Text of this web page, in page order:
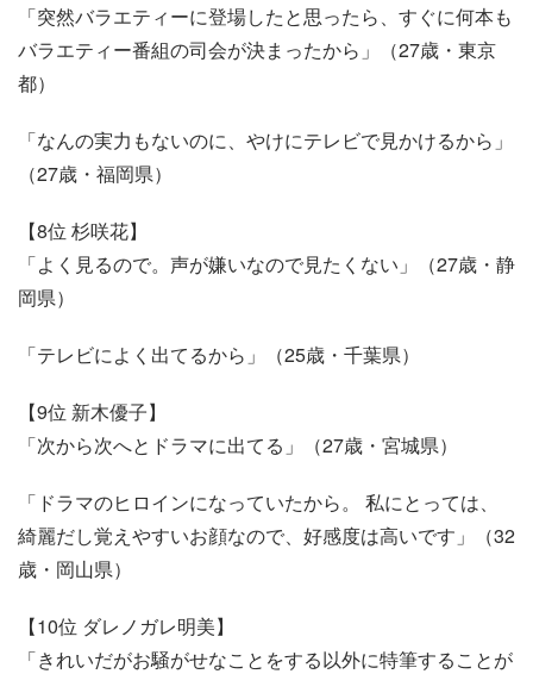
「突然バラエティーに登場したと思ったら、すぐに何本も
バラエティー番組の司会が決まったから」（27歳・東京
都）
「なんの実力もないのに、やけにテレビで見かけるから」
（27歳・福岡県）
【8位 杉咲花】
「よく見るので。声が嫌いなので見たくない」（27歳・静
岡県）
「テレビによく出てるから」（25歳・千葉県）
【9位 新木優子】
「次から次へとドラマに出てる」（27歳・宮城県）
「ドラマのヒロインになっていたから。 私にとっては、
綺麗だし覚えやすいお顔なので、好感度は高いです」（32
歳・岡山県）
【10位 ダレノガレ明美】
「きれいだがお騒がせなことをする以外に特筆することが